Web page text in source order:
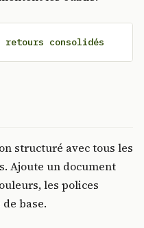
retours consolidés
structuré avec tous les
Ajoute un document
les polices
base.